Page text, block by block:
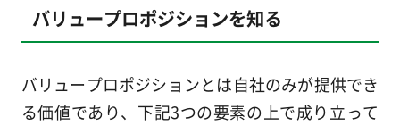
バリュープロポジションを知る
バリュープロポジションとは自社のみが提供でき
る価値であり、下記3つの要素の上で成り立って